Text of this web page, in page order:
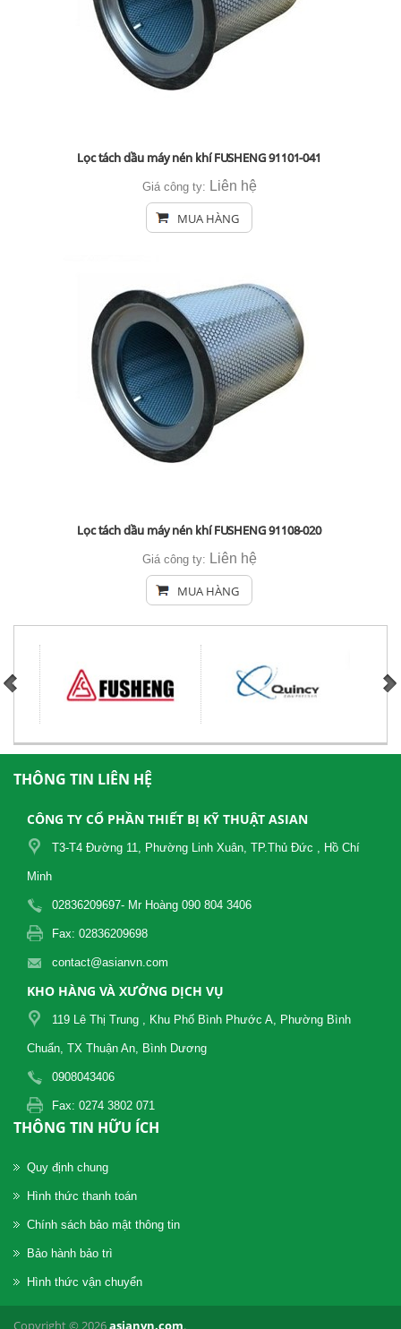
Lọc tách dầu máy nén khí FUSHENG 91101-041
Giá công ty: Liên hệ
MUA HÀNG
Lọc tách dầu máy nén khí FUSHENG 91108-020
Giá công ty: Liên hệ
MUA HÀNG
THÔNG TIN LIÊN HỆ
CÔNG TY CỔ PHẦN THIẾT BỊ KỸ THUẬT ASIAN
T3-T4 Đường 11, Phường Linh Xuân, TP.Thủ Đức , Hồ Chí
Minh
02836209697- Mr Hoàng 090 804 3406
Fax: 02836209698
contact@asianvn.com
KHO HÀNG VÀ XƯỞNG DỊCH VỤ
119 Lê Thị Trung , Khu Phố Bình Phước A, Phường Bình
Chuẩn, TX Thuận An, Bình Dương
0908043406
Fax: 0274 3802 071
THÔNG TIN HỮU ÍCH
Quy định chung
Hình thức thanh toán
Chính sách bảo mật thông tin
Bảo hành bảo trì
Hình thức vận chuyển
Copyright © 2026asianvn.com.